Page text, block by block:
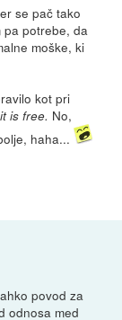
se pač tako
pa potrebe, da
moške, ki
kot pri
is free. No,
haha...
povod za
odnosa med